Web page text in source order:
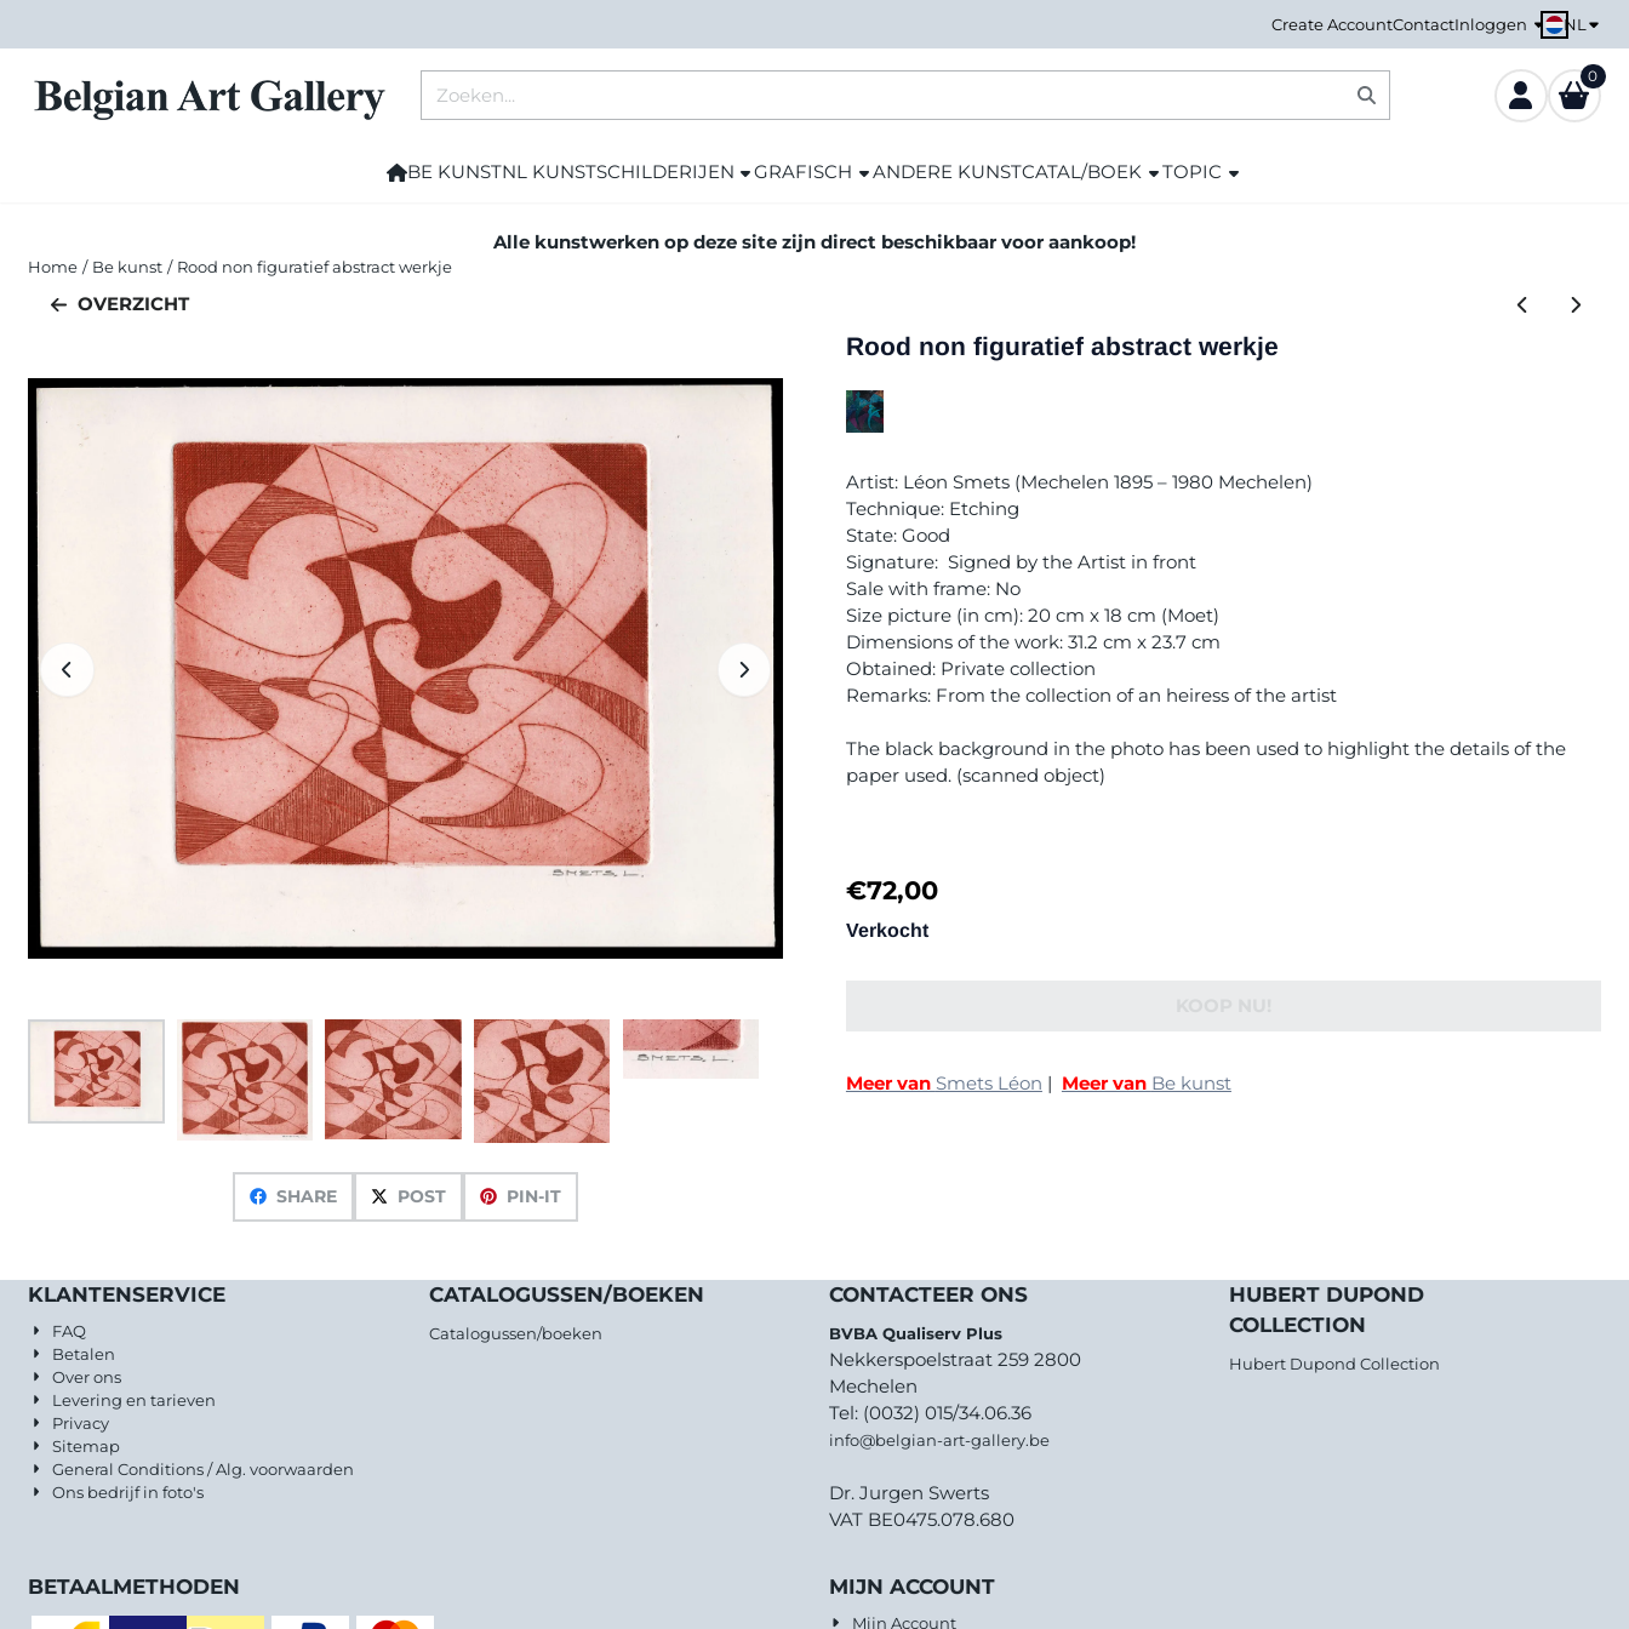
Create AccountContactInloggen NL
0
BE KUNSTNL KUNSTSCHILDERIJEN GRAFISCH ANDERE KUNSTCATAL/BOEK TOPIC
Alle kunstwerken op deze site zijn direct beschikbaar voor aankoop!
Home / Be kunst / Rood non figuratief abstract werkje
OVERZICHT
SHARE POST PIN-IT
Rood non figuratief abstract werkje
Artist: Léon Smets (Mechelen 1895 – 1980 Mechelen)
Technique: Etching
State: Good
Signature: Signed by the Artist in front
Sale with frame: No
Size picture (in cm): 20 cm x 18 cm (Moet)
Dimensions of the work: 31.2 cm x 23.7 cm
Obtained: Private collection
Remarks: From the collection of an heiress of the artist
The black background in the photo has been used to highlight the details of the
paper used. (scanned object)
€72,00
Verkocht
Meer van Smets Léon | Meer van Be kunst
KLANTENSERVICE
FAQ
Betalen
Over ons
Levering en tarieven
Privacy
Sitemap
General Conditions / Alg. voorwaarden
Ons bedrijf in foto's
CATALOGUSSEN/BOEKEN
Catalogussen/boeken
CONTACTEER ONS
BVBA Qualiserv Plus
Nekkerspoelstraat 259 2800
Mechelen
Tel: (0032) 015/34.06.36
info@belgian-art-gallery.be
Dr. Jurgen Swerts
VAT BE0475.078.680
HUBERT DUPOND
COLLECTION
Hubert Dupond Collection
BETAALMETHODEN MIJN ACCOUNT
Mijn Account